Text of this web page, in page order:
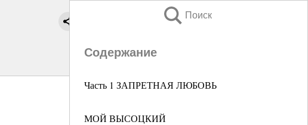
Поиск
Содержание
Часть 1 ЗАПРЕТНАЯ ЛЮБОВЬ
МОЙ ВЫСОЦКИЙ